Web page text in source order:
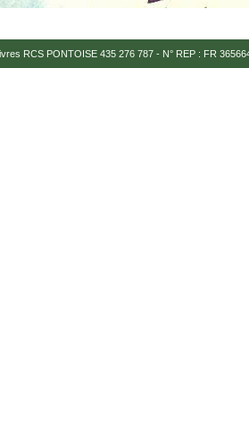
RCS PONTOISE 435 276 787 - N° REP : FR